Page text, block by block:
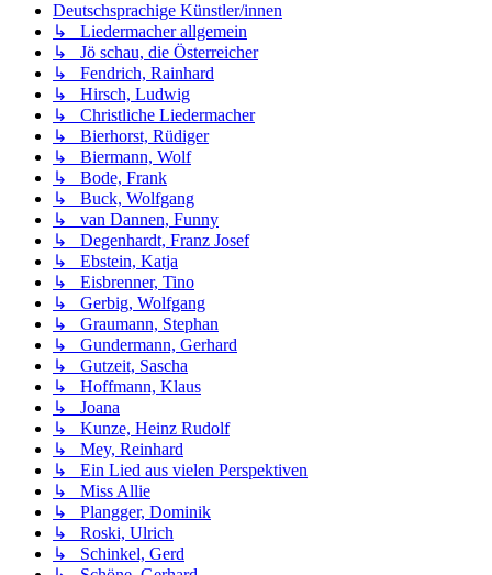
Deutschsprachige Künstler/innen
↳ Liedermacher allgemein
↳ Jö schau, die Österreicher
↳ Fendrich, Rainhard
↳ Hirsch, Ludwig
↳ Christliche Liedermacher
↳ Bierhorst, Rüdiger
↳ Biermann, Wolf
↳ Bode, Frank
↳ Buck, Wolfgang
↳ van Dannen, Funny
↳ Degenhardt, Franz Josef
↳ Ebstein, Katja
↳ Eisbrenner, Tino
↳ Gerbig, Wolfgang
↳ Graumann, Stephan
↳ Gundermann, Gerhard
↳ Gutzeit, Sascha
↳ Hoffmann, Klaus
↳ Joana
↳ Kunze, Heinz Rudolf
↳ Mey, Reinhard
↳ Ein Lied aus vielen Perspektiven
↳ Miss Allie
↳ Plangger, Dominik
↳ Roski, Ulrich
↳ Schinkel, Gerd